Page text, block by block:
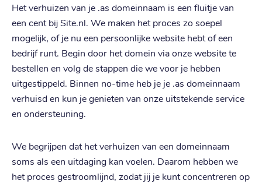
Het verhuizen van je .as domeinnaam is een fluitje van
een cent bij Site.nl. We maken het proces zo soepel
mogelijk, of je nu een persoonlijke website hebt of een
bedrijf runt. Begin door het domein via onze website te
bestellen en volg de stappen die we voor je hebben
uitgestippeld. Binnen no-time heb je je .as domeinnaam
verhuisd en kun je genieten van onze uitstekende service
en ondersteuning.
We begrijpen dat het verhuizen van een domeinnaam
soms als een uitdaging kan voelen. Daarom hebben we
het proces gestroomlijnd, zodat jij je kunt concentreren op